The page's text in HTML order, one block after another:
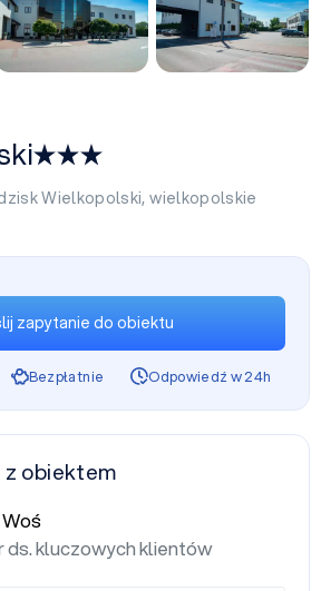
Wielkopolski,wielkopolskie
zapytanie do obiektu
Bezpłatnie Odpowiedź w 24h
obiektem
ds. kluczowych klientów